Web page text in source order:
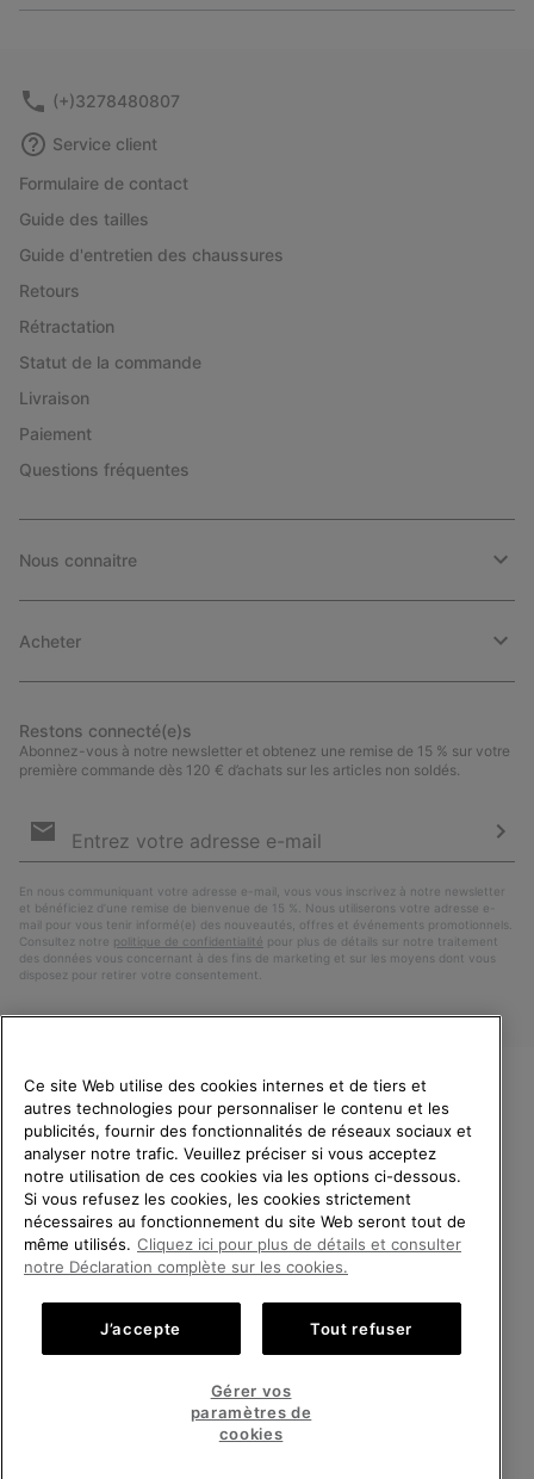
or
(+)3278480807
Service client
Formulaire de contact
Guide des tailles
Guide d'entretien des chaussures
Retours
Rétractation
Statut de la commande
Livraison
Paiement
Questions fréquentes
Nous connaitre
Acheter
Restons connecté(e)s
Abonnez-vous à notre newsletter et obtenez une remise de 15 % sur votre
première commande dès 120 € d’achats sur les articles non soldés.
par
En nous communiquant votre adresse e-mail, vous vous inscrivez à notre newsletter
et bénéficiez d’une remise de bienvenue de 15 %. Nous utiliserons votre adresse e-
mail pour vous tenir informé(e) des nouveautés, offres et événements promotionnels.
Consultez notre politique de confidentialité pour plus de détails sur notre traitement
des données vous concernant à des fins de marketing et sur les moyens dont vous
disposez pour retirer votre consentement.
Belgique (français) | English › | Nederlands ›
©2026 SOREL.Tous droits réservés.
Politique De Confidentialite
Conditions Générales de Vente Garanties Légales
Impressum
Service client: Lun - Sam de 9h à 13h et de 14h à 18h
VEUILLEZ CHOISIR UNE
LANGUE
Achats en ligne disponibles
United States
Achats
ligne
Achats
Belgium-Dutch
Ce site Web utilise des cookies internes et de tiers et
autres technologies pour personnaliser le contenu et les
publicités, fournir des fonctionnalités de réseaux sociaux et
analyser notre trafic. Veuillez préciser si vous acceptez
notre utilisation de ces cookies via les options ci-dessous.
Si vous refusez les cookies, les cookies strictement
nécessaires au fonctionnement du site Web seront tout de
même utilisés. Cliquez ici pour plus de détails et consulter
notre Déclaration complète sur les cookies.
J’accepte Tout refuser
Gérer vos
paramètres de
cookies